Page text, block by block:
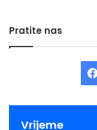
Pratite nas
Vrijeme